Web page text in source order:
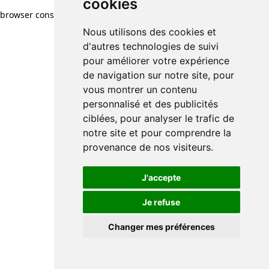
cookies
Nous utilisons des cookies et
d'autres technologies de suivi
pour améliorer votre expérience
de navigation sur notre site, pour
vous montrer un contenu
personnalisé et des publicités
ciblées, pour analyser le trafic de
notre site et pour comprendre la
provenance de nos visiteurs.
J'accepte
Je refuse
Changer mes préférences
browser console for more information)